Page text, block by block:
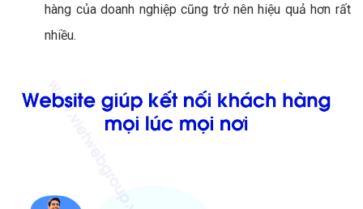
hàng của doanh nghiệp cũng trở nên hiệu quả hơn rất
nhiều.